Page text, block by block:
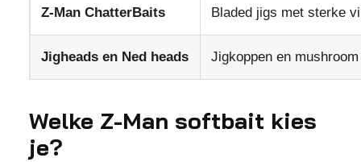
Z-Man ChatterBaits Bladed jigs met sterke
Jigheads en Ned heads Jigkoppen en
Welke Z-Man softbait kies
je?